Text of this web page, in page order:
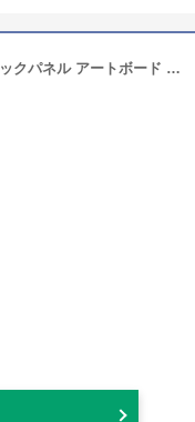
ミッキーマウス ディズニー Mサイズ 30cm×30cm アートパネル ファブリックパネル アートボード インテリアパネル 壁掛け 日本製 ラッピング付き lib-dsn-0321-m アートパネル アートボード 壁紙 装飾フィルム 送料無料 北欧 モダン 家具 インテリア ナチュラル テイ